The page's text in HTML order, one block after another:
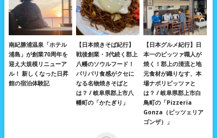
南紀勝浦温泉「ホテル
浦島」が創業70周年を
迎え大規模リニューア
ル！ 新しくなった日昇
館の宿泊体験記
【日本焼きそば紀行】
戦後創業・3代続く郡上
八幡のソウルフード！
パリパリ食感がクセに
なる名物焼きそばと
は？ / 岐阜県郡上市八
幡町の「かたぎり」
【日本グルメ紀行】日
本一のピッツァ職人が
焼く！郡上の清流と地
元食材が織りなす、本
場ナポリピッツァと
は？ / 岐阜県郡上市白
鳥町の「Pizzeria
Gonza（ピッツェリア
ゴンザ）」